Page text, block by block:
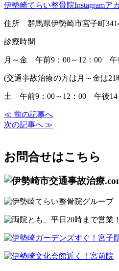
伊勢崎てらい整骨院Instagramア
住所 群馬県伊勢崎市宮子町
診療時間
月～金 午前9：00～12：00 午
(交通事故治療の方は月～金は21
土 午前9：00～12：00 午後14
≪ 前の記事へ
次の記事へ ≫
お問合せはこちら